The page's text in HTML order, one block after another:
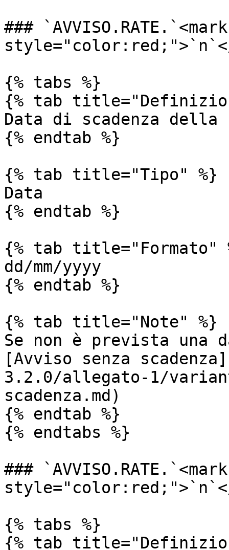
### `AVVISO.RATE.`<mark
style="color:red;">`n`</
{% tabs %}
{% tab
Data di scadenza della
{% endtab %}
{% tab title="Tipo" %}
Data
{% endtab %}
{% tab title="Formato"
dd/mm/yyyy
{% endtab %}
{% tab title="Note" %}
Se non è prevista una
[Avviso senza
3.2.0/allegato-1/
scadenza.md)
{% endtab %}
{% endtabs %}
### `AVVISO.RATE.`<mark
style="color:red;">`n`</
{% tabs %}
{% tab